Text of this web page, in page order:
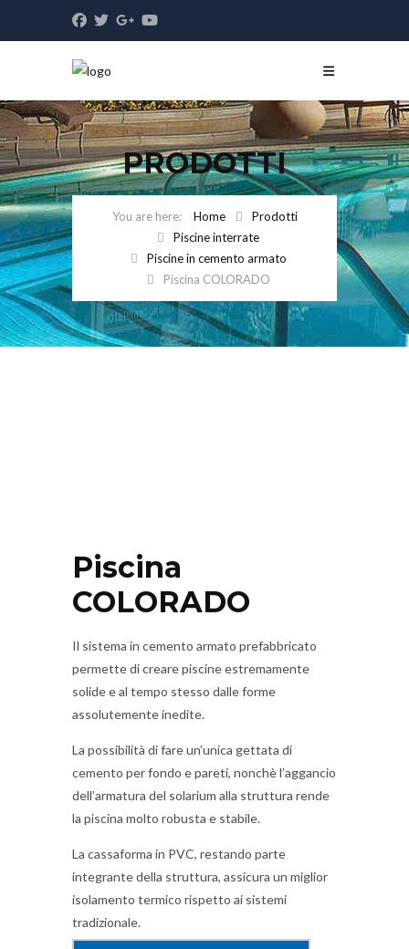
PRODOTTI
Home
Prodotti
Piscine interrate
Piscine in cemento armato
Piscina COLORADO
Piscina
COLORADO
Il sistema in cemento armato prefabbricato
permette di creare piscine estremamente
solide e al tempo stesso dalle forme
assolutemente inedite.
La possibilità di fare un’unica gettata di
cemento per fondo e pareti, nonchè l’aggancio
dell’armatura del solarium alla struttura rende
la piscina molto robusta e stabile.
La cassaforma in PVC, restando parte
integrante della struttura, assicura un miglior
isolamento termico rispetto ai sistemi
tradizionale.